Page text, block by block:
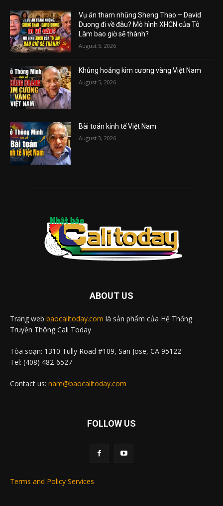
Vụ án tham nhũng Sheng Thao – David
Duong đi về đâu? Mô hình XHCN của Tô
Lâm bao giờ sẽ thành?
August 5, 2026
Khủng hoảng kim cương vàng Việt Nam
August 5, 2026
Bài toán kinh tế Việt Nam
August 3, 2026
ABOUT US
Trang web baocalitoday.com là sản phẩm của Hệ Thống
Truyền Thông Cali Today
Tòa soạn: 1310 Tully Road #109, San Jose, CA 95122
Tel: (408) 482-6527
Contact us: nam@baocalitoday.com
FOLLOW US
Terms and Policy Services